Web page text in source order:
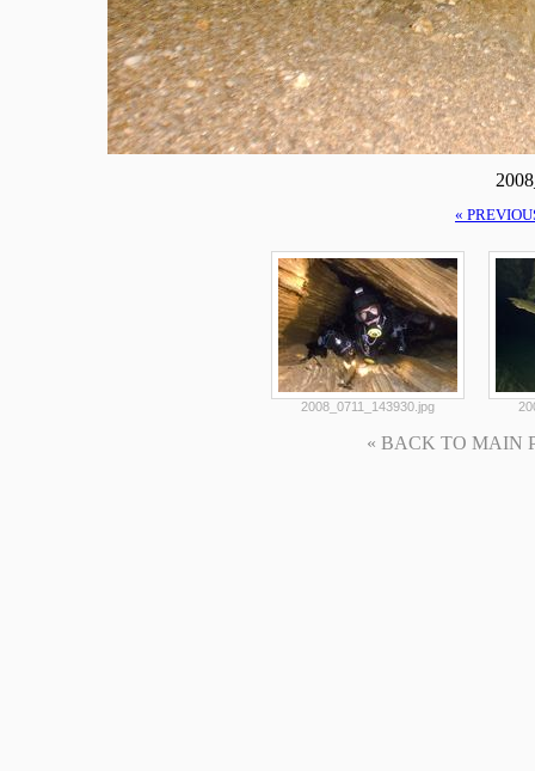
«
2008_0711_143930.jpg
« BACK TO MAIN